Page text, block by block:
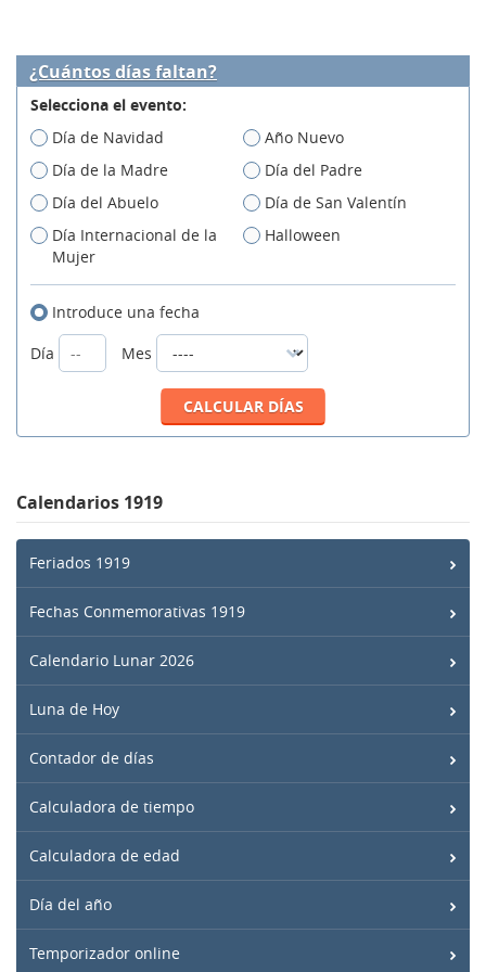
¿Cuántos días faltan?
Selecciona el evento:
Día de Navidad
Año Nuevo
Día de la Madre
Día del Padre
Día del Abuelo
Día de San Valentín
Día Internacional de la
Mujer
Halloween
Introduce una fecha
Día
Mes
Calendarios 1919
Feriados 1919
Fechas Conmemorativas 1919
Calendario Lunar 2026
Luna de Hoy
Contador de días
Calculadora de tiempo
Calculadora de edad
Día del año
Temporizador online